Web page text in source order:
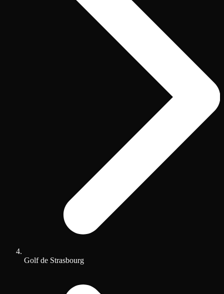
Golf de Strasbourg